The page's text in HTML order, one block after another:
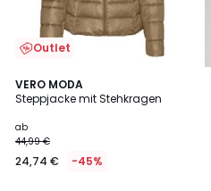
Outlet
VERO MODA
Steppjacke mit Stehkragen
ab
44,99 €
24,74 € -45%
4,5
/ 5
2
Farben